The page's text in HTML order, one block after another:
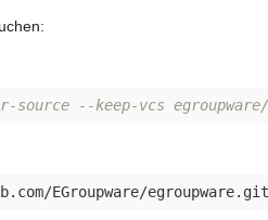
source --keep-vcs